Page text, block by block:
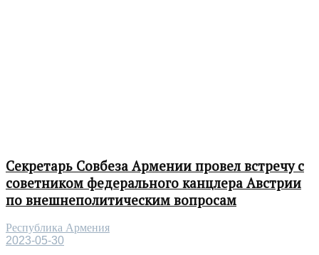
Секретарь Совбеза Армении провел встречу с
советником федерального канцлера Австрии
по внешнеполитическим вопросам
Республика Армения
2023-05-30